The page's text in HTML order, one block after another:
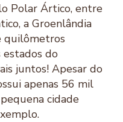
Polar Ártico, entre
a Groenlândia
quilômetros
estados do
juntos! Apesar do
apenas 56 mil
cidade